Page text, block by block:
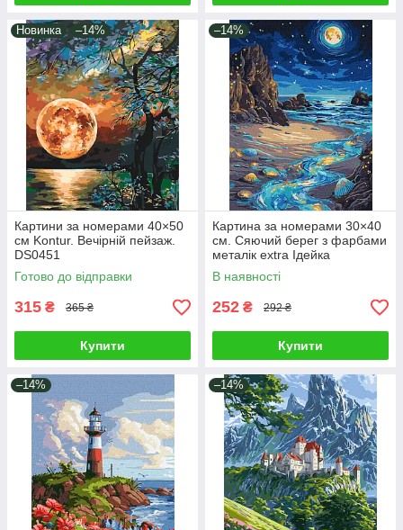
Новинка –14%
Картини за номерами 40×50
см Kontur. Вечірній пейзаж.
DS0451
Готово до відправки
315 ₴ 365 ₴
Купити
–14%
Картина за номерами 30×40
см. Сяючий берег з фарбами
металік extra Ідейка
KHO6387
В наявності
252 ₴ 292 ₴
Купити
–14% –14%